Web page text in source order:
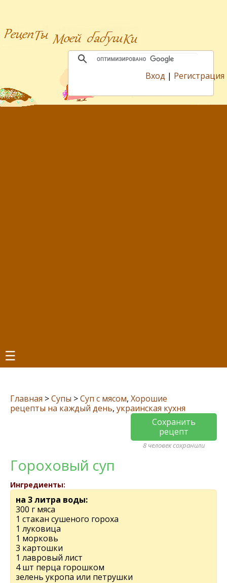
Вход | Регистрация
☰
Главная >Супы >Суп с мясом, Хорошие
рецепты на каждый день, украинская кухня
Сохранить
рецепт
8 человек сохранили
Гороховый суп
Ингредиенты:
на 3 литра воды:
300 г мяса
1 стакан сушеного гороха
1 луковица
1 морковь
3 картошки
1 лавровый лист
4 шт перца горошком
зелень укропа или петрушки